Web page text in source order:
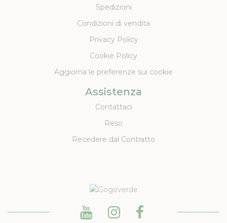
Spedizioni
Condizioni di vendita
Privacy Policy
Cookie Policy
Aggiorna le preferenze sui cookie
Assistenza
Contattaci
Reso
Recedere dal Contratto